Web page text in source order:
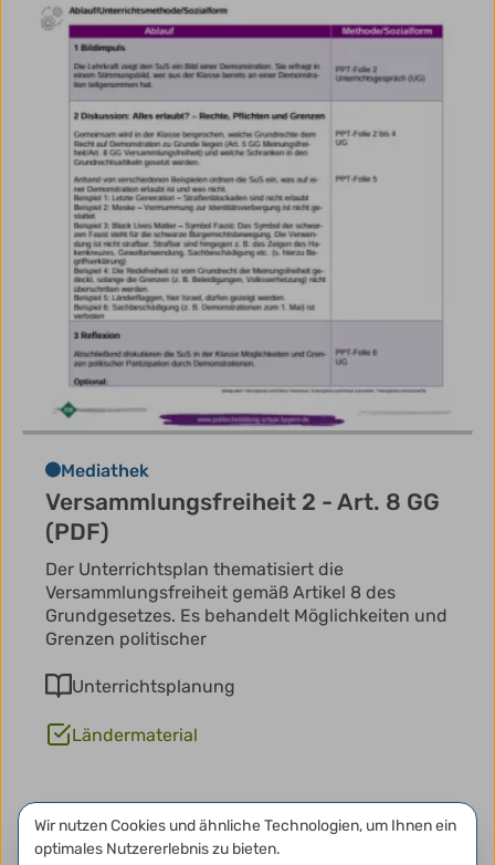
Mediathek
Versammlungsfreiheit 2 - Art. 8 GG
(PDF)
Der Unterrichtsplan thematisiert die
Versammlungsfreiheit gemäß Artikel 8 des
Grundgesetzes. Es behandelt Möglichkeiten und
Grenzen politischer
Unterrichtsplanung
Ländermaterial
Datenschutzeinstellungen
Wir nutzen Cookies und ähnliche Technologien, um Ihnen ein
optimales Nutzererlebnis zu bieten.